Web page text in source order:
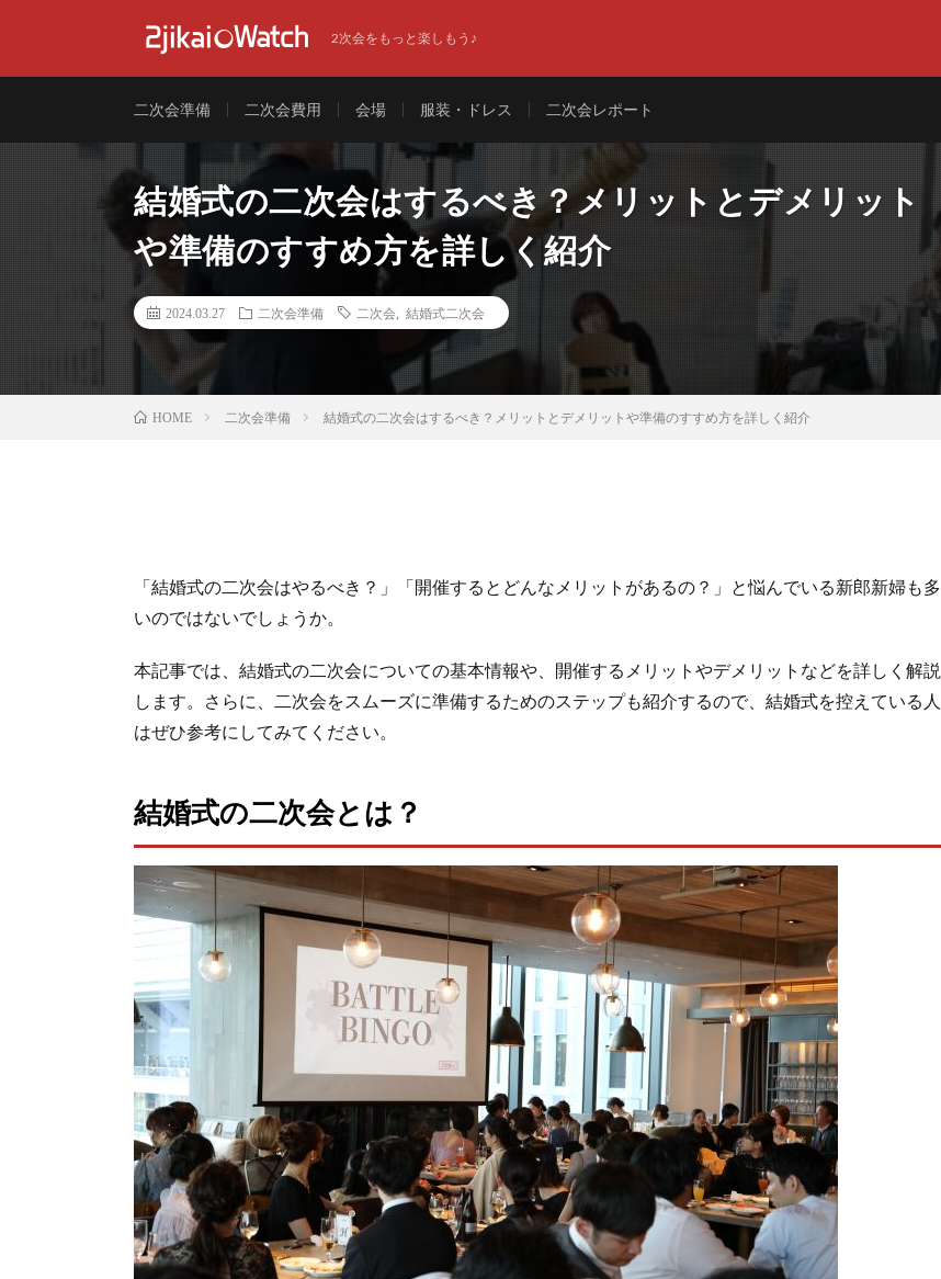
2次会をもっと楽しもう♪
二次会準備 二次会費用 会場 服装・ドレス 二次会レポート
結婚式の二次会はするべき？メリットとデメリット
や準備のすすめ方を詳しく紹介
2024.03.27 二次会準備 二次会 結婚式二次会
HOME 二次会準備 結婚式の二次会はするべき？メリットとデメリットや準備のすすめ方を詳しく紹介
「結婚式の二次会はやるべき？」「開催するとどんなメリットがあるの？」と悩んでいる新郎新婦も多
いのではないでしょうか。
本記事では、結婚式の二次会についての基本情報や、開催するメリットやデメリットなどを詳しく解説
します。さらに、二次会をスムーズに準備するためのステップも紹介するので、結婚式を控えている人
はぜひ参考にしてみてください。
結婚式の二次会とは？